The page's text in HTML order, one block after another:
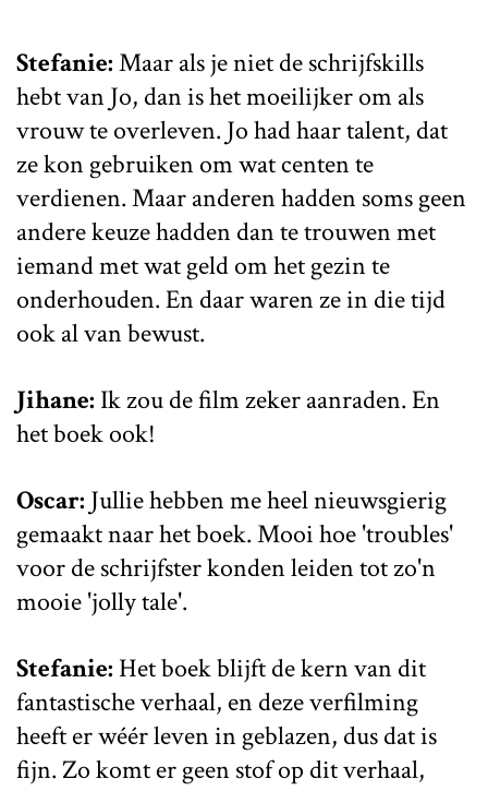
Stefanie:Maar als je niet de schrijfskills
hebt van Jo, dan is het moeilijker om als
vrouw te overleven. Jo had haar talent, dat
ze kon gebruiken om wat centen te
verdienen. Maar anderen hadden soms geen
andere keuze hadden dan te trouwen met
iemand met wat geld om het gezin te
onderhouden. En daar waren ze in die tijd
ook al van bewust.
Jihane: Ik zou de film zeker aanraden. En
het boek ook!
Oscar: Jullie hebben me heel nieuwsgierig
gemaakt naar het boek. Mooi hoe 'troubles'
voor de schrijfster konden leiden tot zo'n
mooie 'jolly tale'.
Stefanie: Het boek blijft de kern van dit
fantastische verhaal, en deze verfilming
heeft er wéér leven in geblazen, dus dat is
fijn. Zo komt er geen stof op dit verhaal,